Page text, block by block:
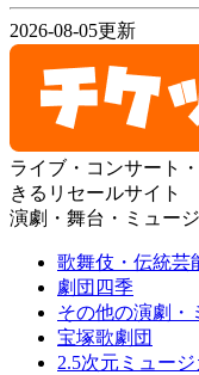
2026-08-05更新
ライブ・コンサート
きるリセールサイト
演劇・舞台・ミュー
歌舞伎・伝統芸
劇団四季
その他の演劇・
宝塚歌劇団
2.5次元ミュー